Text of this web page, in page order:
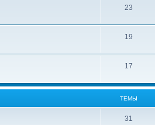
23
19
17
ТЕМЫ
31